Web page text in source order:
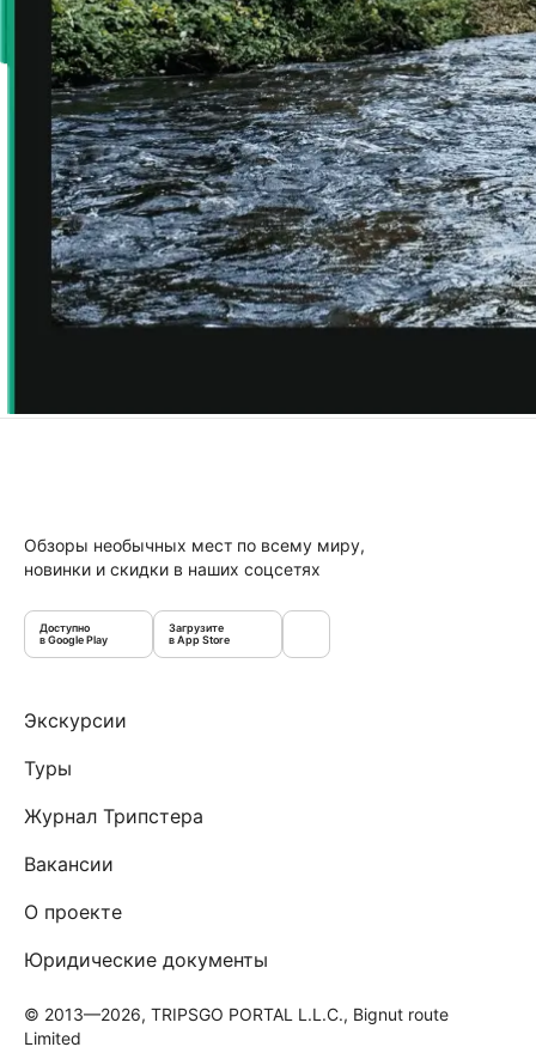
Обзоры необычных мест по всему миру,
новинки и скидки в наших соцсетях
Доступно
в Google Play
Загрузите
в App Store
Экскурсии
Туры
Журнал Трипстера
Вакансии
О проекте
Юридические документы
© 2013—2026, TRIPSGO PORTAL L.L.C., Bignut route
Limited